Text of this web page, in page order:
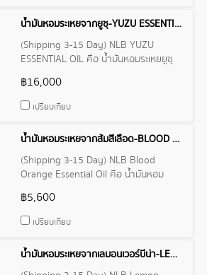
น้ำมันหอมระเหยจากยูซุ-YUZU ESSENTIAL OIL
(Shipping 3-15 Day) NLB YUZU
ESSENTIAL OIL คือ น้ำมันหอมระเหยยูซุ
ออก โดยเฉพาะในญี่ปุ่นและเกาหลี
฿16,000
เปรียบเทียบ
น้ำมันหอมระเหยจากส้มสีเลือด-BLOOD ORANGE ESSENTIAL OIL
(Shipping 3-15 Day) NLB Blood
Orange Essential Oil คือ น้ำมันหอม
สกัดเย็นจากเปลือกของส้มส้มสีแดง
฿5,600
เปรียบเทียบ
น้ำมันหอมระเหยจากเลมอนเวอร์บีน่า-LEMON VERBENA ESSENTIAL OIL